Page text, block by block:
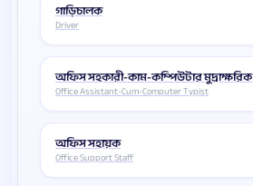
গাড়িচালক
Driver
অফিস সহকারী-কাম-কম্পিউটার মুদ্রাক্ষরিক
Office Assistant-Cum-Computer Typist
অফিস সহায়ক
Office Support Staff